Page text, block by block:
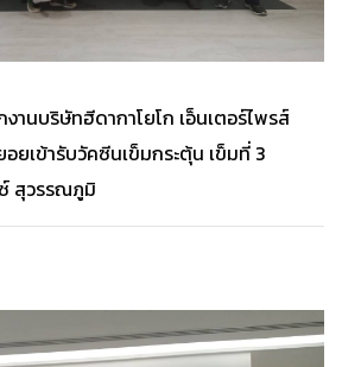
านบริษัทฮีดากาโยโก เอ็นเตอร์ไพรส์
ยเข้ารับวัคซีนเข็มกระตุ้น เข็มที่ 3
สุวรรณภูมิ